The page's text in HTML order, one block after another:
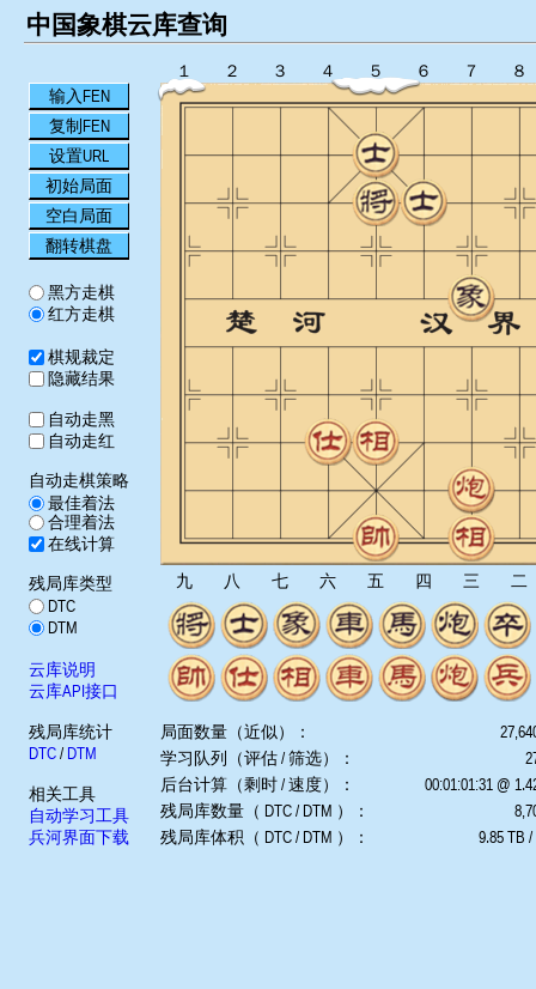
中国象棋云库查询
输入FEN
复制FEN
设置URL
初始局面
空白局面
翻转棋盘
黑方走棋
红方走棋
棋规裁定
隐藏结果
自动走黑
自动走红
自动走棋策略
最佳着法
合理着法
在线计算
残局库类型
DTC
DTM
云库说明
云库API接口
残局库统计
DTC/ DTM
相关工具
自动学习工具
兵河界面下载
１ ２ ３ ４ ５ ６ ７ ８
九 八 七 六 五 四 三 二
局面数量（近似）：
学习队列（评估 / 筛选）：
后台计算（剩时 / 速度）：
00:01:01:31 @
残局库数量（ DTC / DTM ）：
残局库体积（ DTC / DTM ）：
9.85 TB